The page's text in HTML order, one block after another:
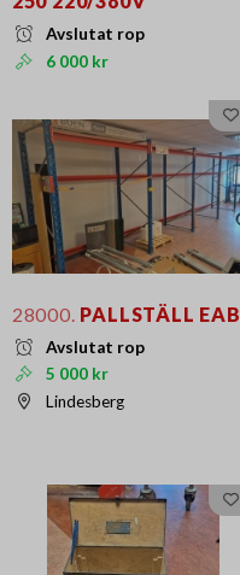
Avslutat rop
6 000 kr
28000. PALLSTÄLL EAB
Avslutat rop
5 000 kr
Lindesberg